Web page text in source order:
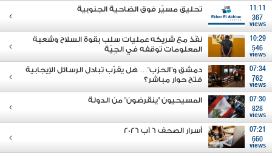
11:11
367
views
تحليق مسيّر فوق الضاحية الجنوبية
10:29
546
views
نفّذ مع شريكه عمليات سلب بقوة السلاح وشعبة
المعلومات توقفه في الجِيّة
07:34
762
views
دمشق و"الحزب"… هل يقرّب تبادل الرسائل الإيجابية
فتح حوار مباشر؟
07:30
828
views
المسيحيون "ينقرضون" من الدولة
07:21
660
views
أسرار الصحف 6 آب 2026